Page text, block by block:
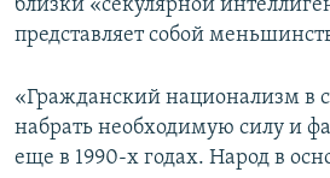
близки «секулярной
представляет собой
«Гражданский национализм в
набрать необходимую силу и
еще в 1990-х годах. Народ в